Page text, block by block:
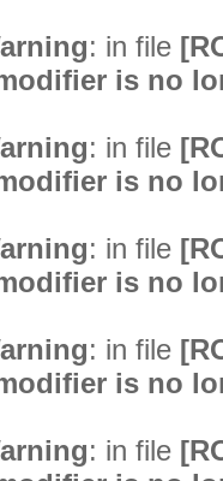
: in file
is no
: in file
is no
: in file
is no
: in file
is no
: in file